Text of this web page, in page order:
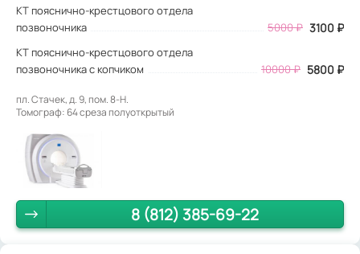
КТ пояснично-крестцового отдела
позвоночника
5000₽ 3100 ₽
КТ пояснично-крестцового отдела
позвоночника с копчиком
10000 ₽ 5800 ₽
пл. Стачек, д. 9, пом. 8-Н.
Томограф: 64 среза полуоткрытый
8 (812) 385-69-22